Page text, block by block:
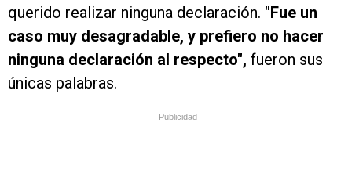
querido realizar ninguna declaración. "Fue un
caso muy desagradable, y prefiero no hacer
ninguna declaración al respecto", fueron sus
únicas palabras.
Publicidad